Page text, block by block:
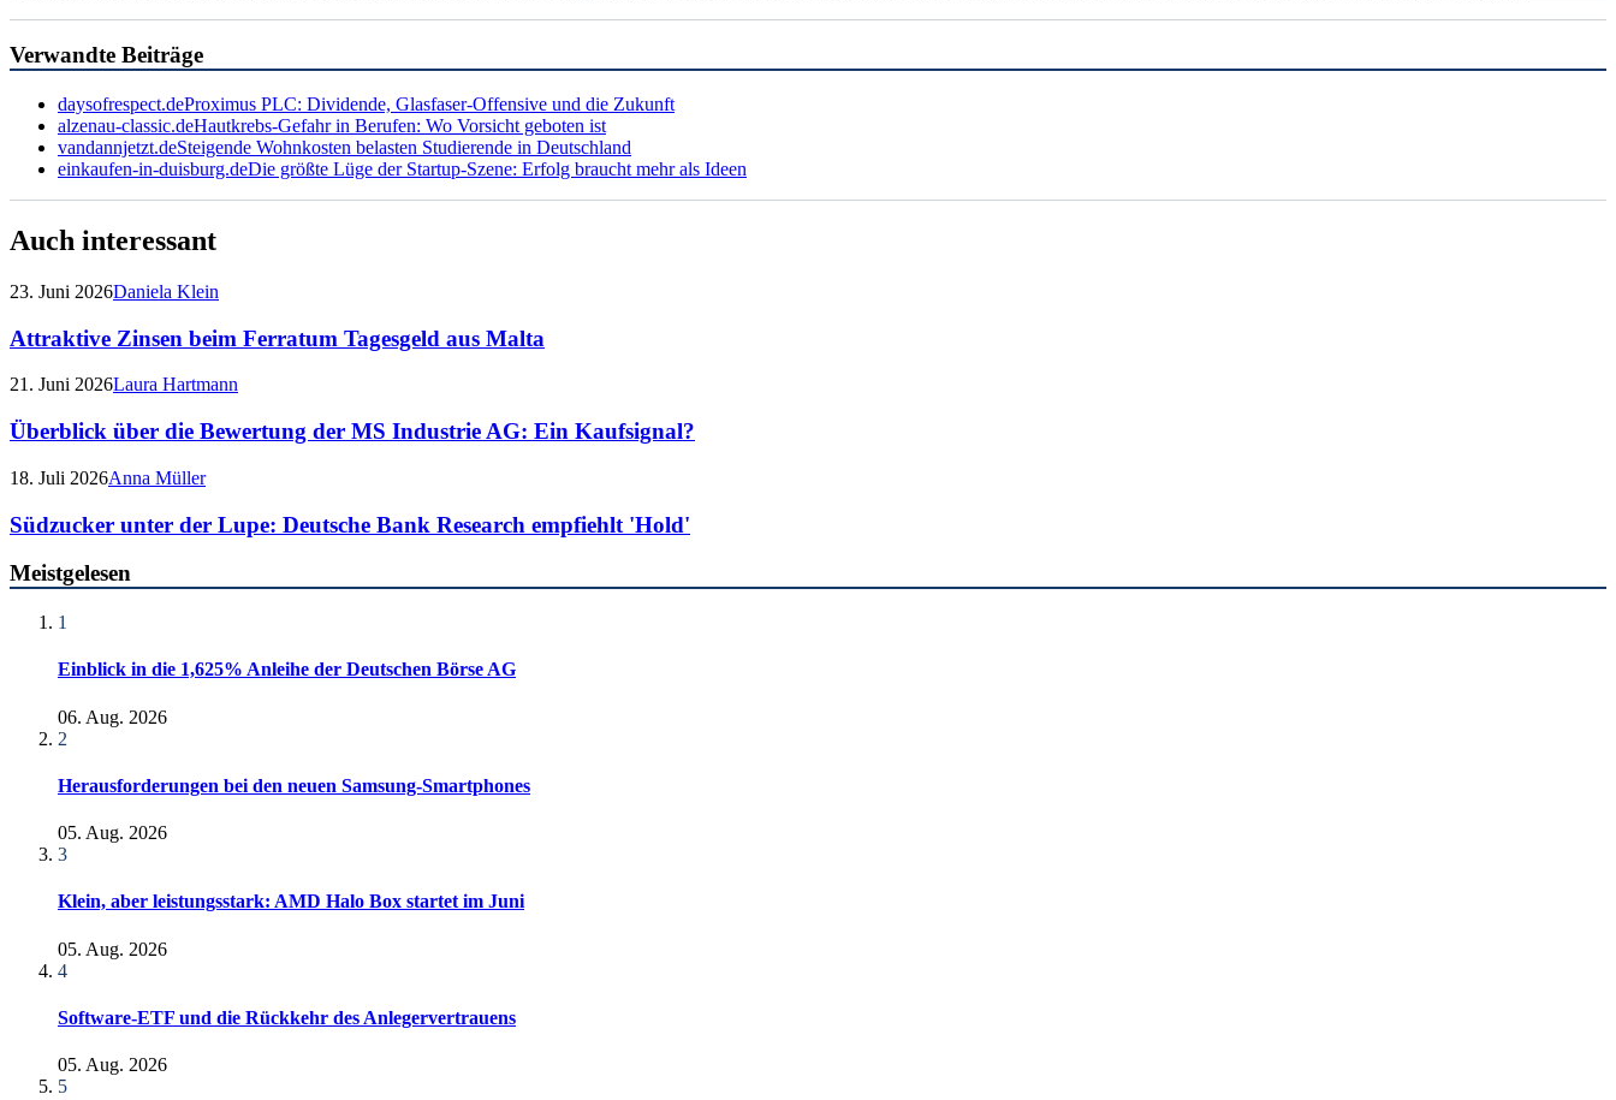
Verwandte Beiträge
daysofrespect.deProximus PLC: Dividende, Glasfaser-Offensive und die Zukunft
alzenau-classic.deHautkrebs-Gefahr in Berufen: Wo Vorsicht geboten ist
vandannjetzt.deSteigende Wohnkosten belasten Studierende in Deutschland
einkaufen-in-duisburg.deDie größte Lüge der Startup-Szene: Erfolg braucht mehr als Ideen
Auch interessant
23. Juni 2026Daniela Klein
Attraktive Zinsen beim Ferratum Tagesgeld aus Malta
21. Juni 2026Laura Hartmann
Überblick über die Bewertung der MS Industrie AG: Ein Kaufsignal?
18. Juli 2026Anna Müller
Südzucker unter der Lupe: Deutsche Bank Research empfiehlt 'Hold'
Meistgelesen
1
Einblick in die 1,625% Anleihe der Deutschen Börse AG
06. Aug. 2026
2
Herausforderungen bei den neuen Samsung-Smartphones
05. Aug. 2026
3
Klein, aber leistungsstark: AMD Halo Box startet im Juni
05. Aug. 2026
4
Software-ETF und die Rückkehr des Anlegervertrauens
05. Aug. 2026
5